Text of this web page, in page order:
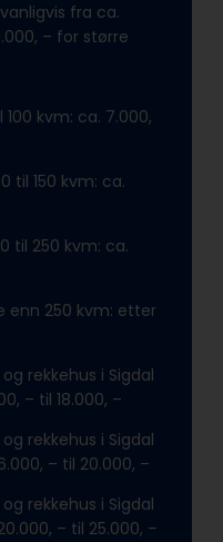
fra ca.
– for større
kvm: ca. 7.000,
til 150 kvm: ca.
til 250 kvm: ca.
enn 250 kvm: etter
rekkehus i Sigdal
– til 18.000, –
rekkehus i Sigdal
– til 20.000, –
rekkehus i Sigdal
– til 25.000, –